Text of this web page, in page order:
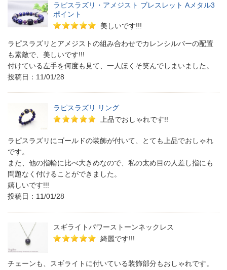
ラピスラズリ・アメジスト ブレスレット Aメタル3
ポイント
美しいです!!!
ラピスラズリとアメジストの組み合わせでカレンシルバーの配置
も素敵で、美しいです!!!
付けている左手を何度も見て、一人ほくそ笑んでしまいました。
投稿日：11/01/28
ラピスラズリ リング
上品でおしゃれです!!
ラピスラズリにゴールドの装飾が付いて、とても上品でおしゃれ
です。
また、他の指輪に比べ大きめなので、私の太め目の人差し指にも
問題なく付けることができました。
嬉しいです!!!
投稿日：11/01/28
スギライトパワーストーンネックレス
綺麗です!!!
チェーンも、スギライトに付いている装飾部分もおしゃれです。